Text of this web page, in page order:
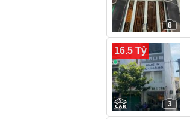
8
16.5 Tỷ
3